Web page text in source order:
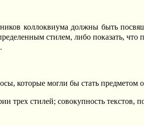
коллоквиума должны быть
стилем, либо показать,
которые могли бы стать предметом
трех стилей; совокупность